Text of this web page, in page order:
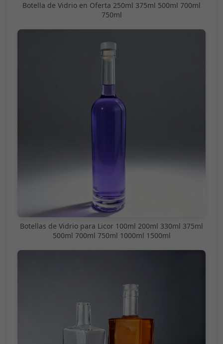
Botella de Vidrio en Oferta 250ml 375ml 500ml 700ml
750ml
Botellas de Vidrio para Licor 100ml 200ml 330ml 375ml
500ml 700ml 750ml 1000ml 1500ml